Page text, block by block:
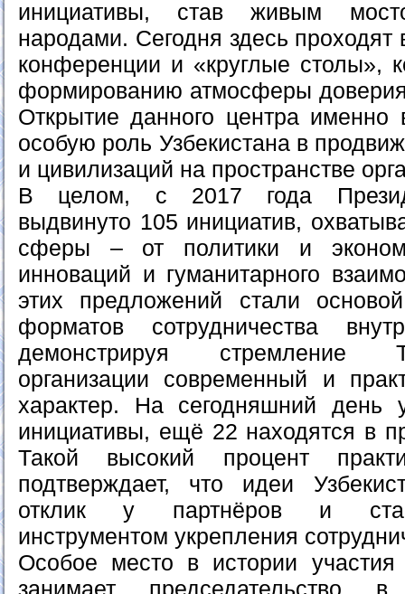
инициативы, став живым
народами. Сегодня здесь проходят
конференции и «круглые столы»,
формированию атмосферы
Открытие данного центра именно
особую роль Узбекистана в
и цивилизаций на пространстве
В целом, с 2017 года
выдвинуто 105 инициатив,
сферы – от политики и
инноваций и гуманитарного
этих предложений стали
форматов сотрудничества
демонстрируя стремление
организации современный и
характер. На сегодняшний день
инициативы, ещё 22 находятся в
Такой высокий процент
подтверждает, что идеи
отклик у партнёров и
инструментом укрепления
Особое место в истории
занимает председательство